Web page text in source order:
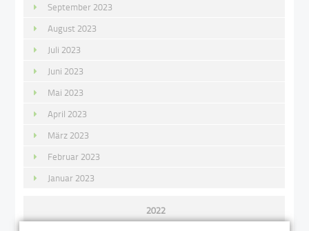
September 2023
August 2023
Juli 2023
Juni 2023
Mai 2023
April 2023
März 2023
Februar 2023
Januar 2023
2022